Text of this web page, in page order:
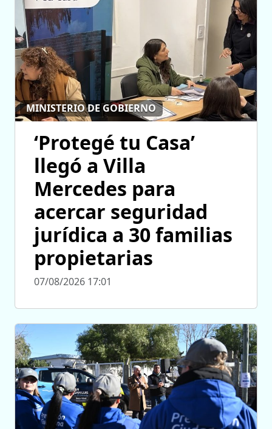
MINISTERIO DE GOBIERNO
‘Protegé tu Casa’
llegó a Villa
Mercedes para
acercar seguridad
jurídica a 30 familias
propietarias
07/08/2026 17:01